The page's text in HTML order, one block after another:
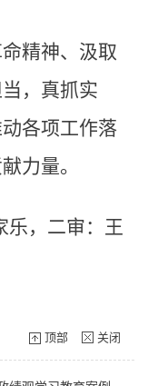
精神、汲取
，真抓实
各项工作落
力量。
乐，二审：王
顶部 关闭